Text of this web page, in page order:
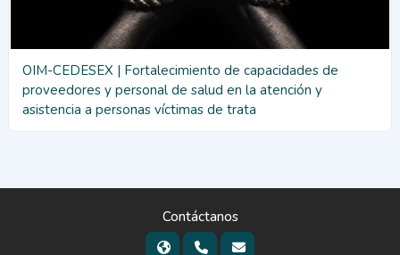
OIM-CEDESEX | Fortalecimiento de capacidades de
proveedores y personal de salud en la atención y
asistencia a personas víctimas de trata
Contáctanos